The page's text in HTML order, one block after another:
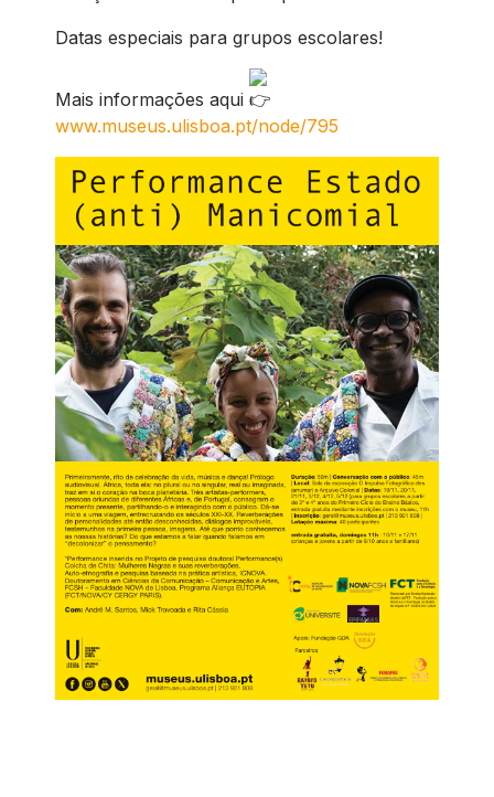
Datas especiais para grupos escolares!
Mais informações aqui
www.museus.ulisboa.pt/node/795